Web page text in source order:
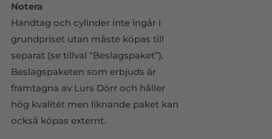
Notera
Handtag och cylinder inte ingår i
grundpriset utan måste köpas till
separat (se tillval “Beslagspaket”).
Beslagspaketen som erbjuds är
framtagna av Lurs Dörr och håller
hög kvalitét men liknande paket kan
också köpas externt.